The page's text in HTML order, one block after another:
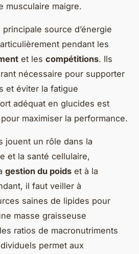
musculaire maigre.
principale source d’énergie
pendant les
et les compétitions. Ils
nécessaire pour supporter
et éviter la fatigue
adéquat en glucides est
maximiser la performance.
jouent un rôle dans la
et la santé cellulaire,
gestion du poids et à la
il faut veiller à
saines de lipides pour
masse graisseuse
ratios de macronutriments
permet aux